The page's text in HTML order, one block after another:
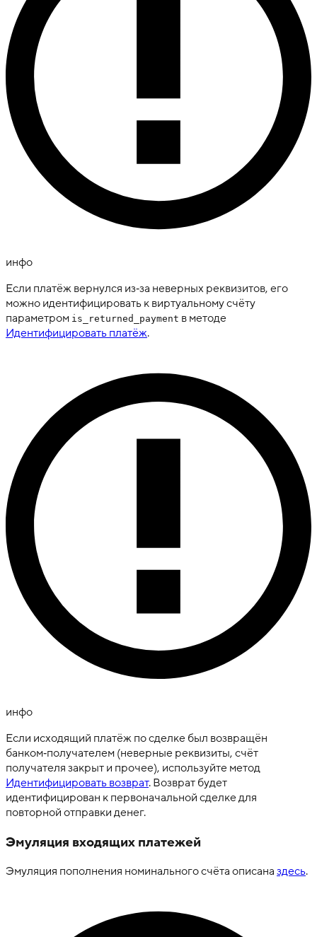
инфо
Если платёж вернулся из‑за неверных реквизитов, его
можно идентифицировать к виртуальному счёту
параметром is_returned_payment в методе
Идентифицировать платёж.
инфо
Если исходящий платёж по сделке был возвращён
банком‑получателем (неверные реквизиты, счёт
получателя закрыт и прочее), используйте метод
Идентифицировать возврат. Возврат будет
идентифицирован к первоначальной сделке для
повторной отправки денег.
Эмуляция входящих платежей
Эмуляция пополнения номинального счёта описаназдесь.